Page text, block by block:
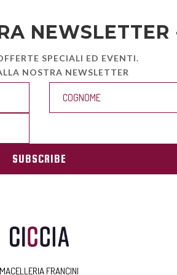
NEWSLETTER
SPECIALI ED EVENTI.
NOSTRA NEWSLETTER
SUBSCRIBE
MACELLERIA FRANCINI